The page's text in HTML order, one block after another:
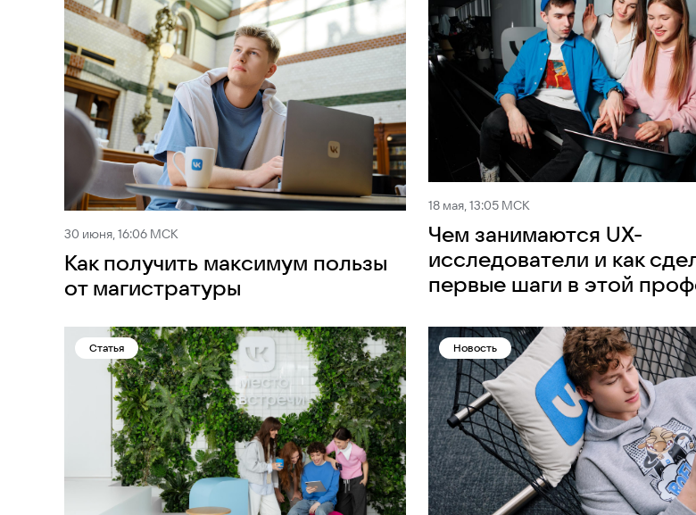
30 июня, 16:06 МСК
Как получить максимум пользы
от магистратуры
18 мая, 13:05 МСК
Чем занимаются UX-
исследователи и как
первые шаги в этой
Статья Новость